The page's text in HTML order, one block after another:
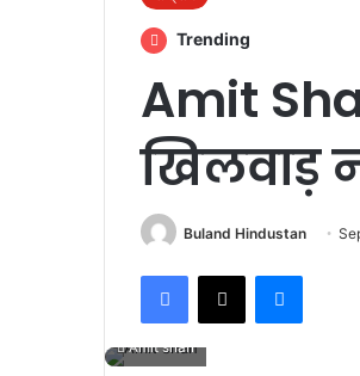
Trending
Amit
खिलवाड़
Buland Hindustan
Facebook
X
Amit shah